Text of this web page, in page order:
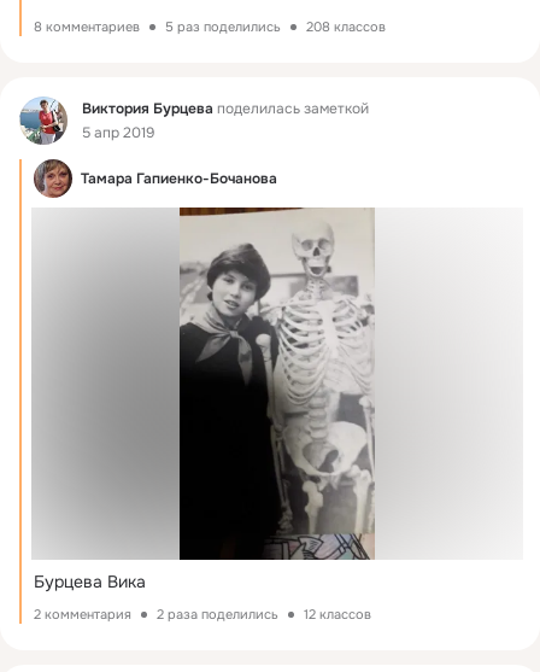
8 комментариев 5 раз поделились 208 классов
Фид Виктория Бурцева поделилась заметкой
5 апр 2019
Тамара Гапиенко-Бочанова
Бурцева Вика
2 комментария 2 раза поделились 12 классов